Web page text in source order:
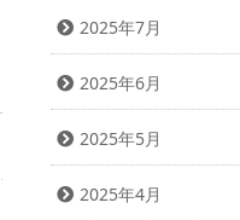
2025年7月
2025年6月
2025年5月
2025年4月